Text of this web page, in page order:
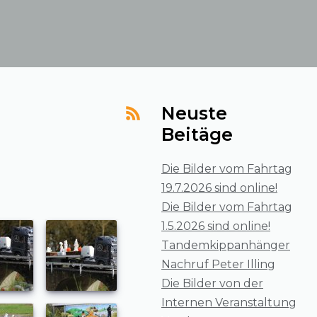
Neuste
Beitäge
Die Bilder vom Fahrtag
19.7.2026 sind online!
Die Bilder vom Fahrtag
1.5.2026 sind online!
Tandemkippanhänger
Nachruf Peter Illing
Die Bilder von der
Internen Veranstaltung